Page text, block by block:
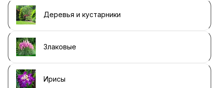
Деревья и кустарники
Злаковые
Ирисы